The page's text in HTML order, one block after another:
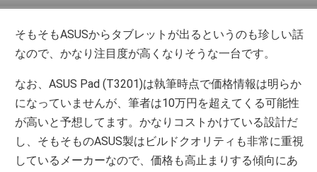
そもそもASUSからタブレットが出るというのも珍しい話
なので、かなり注目度が高くなりそうな一台です。
なお、ASUS Pad (T3201)は執筆時点で価格情報は明らか
になっていませんが、筆者は10万円を超えてくる可能性
が高いと予想してます。かなりコストかけている設計だ
し、そもそものASUS製はビルドクオリティも非常に重視
しているメーカーなので、価格も高止まりする傾向にあ